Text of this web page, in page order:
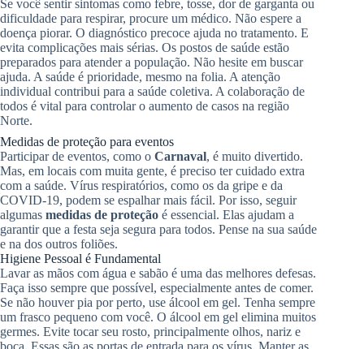
Se você sentir sintomas como febre, tosse, dor de garganta ou
dificuldade para respirar, procure um médico. Não espere a
doença piorar. O diagnóstico precoce ajuda no tratamento. E
evita complicações mais sérias. Os postos de saúde estão
preparados para atender a população. Não hesite em buscar
ajuda. A saúde é prioridade, mesmo na folia. A atenção
individual contribui para a saúde coletiva. A colaboração de
todos é vital para controlar o aumento de casos na região
Norte.
Medidas de proteção para eventos
Participar de eventos, como o Carnaval, é muito divertido.
Mas, em locais com muita gente, é preciso ter cuidado extra
com a saúde. Vírus respiratórios, como os da gripe e da
COVID-19, podem se espalhar mais fácil. Por isso, seguir
algumas medidas de proteção é essencial. Elas ajudam a
garantir que a festa seja segura para todos. Pense na sua saúde
e na dos outros foliões.
Higiene Pessoal é Fundamental
Lavar as mãos com água e sabão é uma das melhores defesas.
Faça isso sempre que possível, especialmente antes de comer.
Se não houver pia por perto, use álcool em gel. Tenha sempre
um frasco pequeno com você. O álcool em gel elimina muitos
germes. Evite tocar seu rosto, principalmente olhos, nariz e
boca. Essas são as portas de entrada para os vírus. Manter as